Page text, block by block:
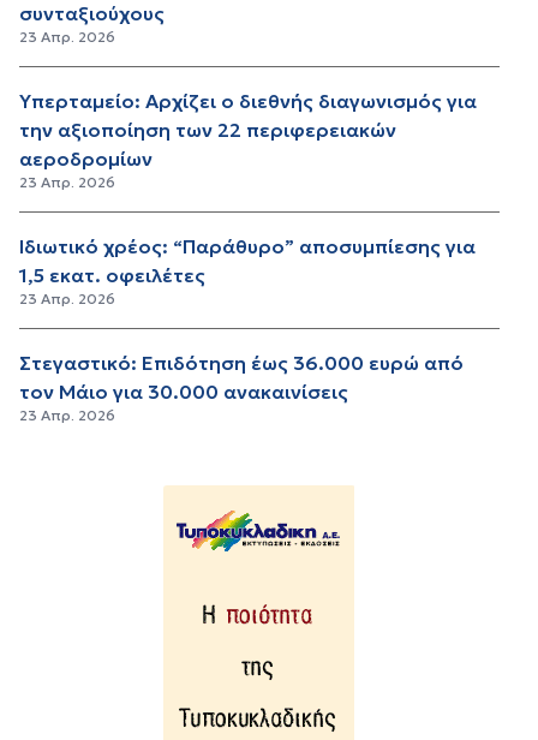
συνταξιούχους
23 Απρ. 2026
Υπερταμείο: Αρχίζει ο διεθνής διαγωνισμός για
την αξιοποίηση των 22 περιφερειακών
αεροδρομίων
23 Απρ. 2026
Ιδιωτικό χρέος: “Παράθυρο” αποσυμπίεσης για
1,5 εκατ. οφειλέτες
23 Απρ. 2026
Στεγαστικό: Επιδότηση έως 36.000 ευρώ από
τον Μάιο για 30.000 ανακαινίσεις
23 Απρ. 2026